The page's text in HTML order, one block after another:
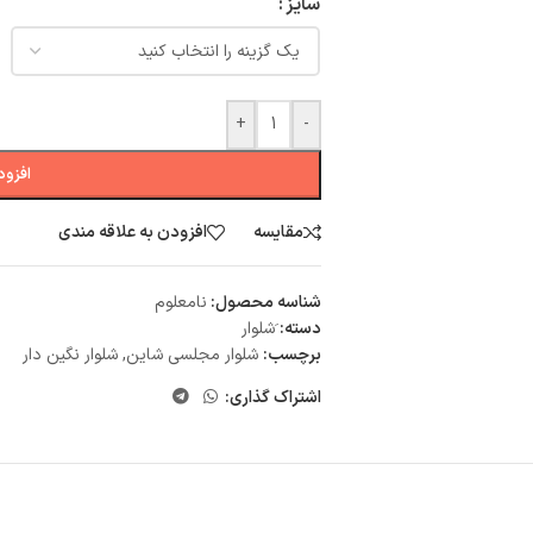
-
+
مقایسه افزودن به علاقه مندی
شناسه محصول: نامعلوم
دسته: َشلوار
برچسب: شلوار مجلسی شاین,شلوار نگین دار
اشتراک گذاری: